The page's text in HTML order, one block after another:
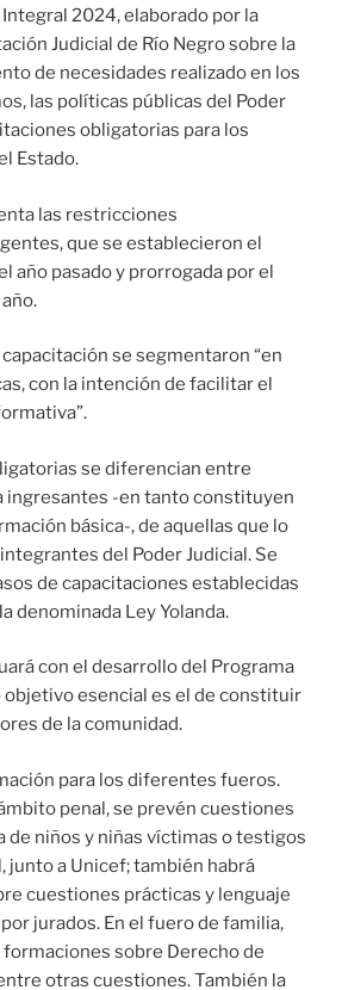
2024, elaborado por la
Judicial de Río Negro sobre la
de necesidades realizado en los
las políticas públicas del Poder
obligatorias para los
Estado.
las restricciones
que se establecieron el
año pasado y prorrogada por el
se segmentaron “en
con la intención de facilitar el
se diferencian entre
ingresantes -en tanto constituyen
básica-, de aquellas que lo
del Poder Judicial. Se
de capacitaciones establecidas
denominada Ley Yolanda.
con el desarrollo del Programa
objetivo esencial es el de constituir
de la comunidad.
para los diferentes fueros.
penal, se prevén cuestiones
de niños y niñas víctimas o testigos
junto a Unicef; también habrá
cuestiones prácticas y lenguaje
jurados. En el fuero de familia,
formaciones sobre Derecho de
otras cuestiones. También la